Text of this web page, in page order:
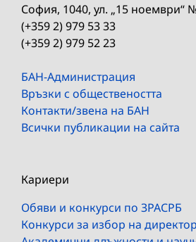
София, 1040, ул. „15 ноември“
(+359 2) 979 53 33
(+359 2) 979 52 23
БАН-Администрация
Връзки с обществеността
Контакти/звена на БАН
Всички публикации на сайта
Кариери
Обяви и конкурси по ЗРАСРБ
Конкурси за избор на